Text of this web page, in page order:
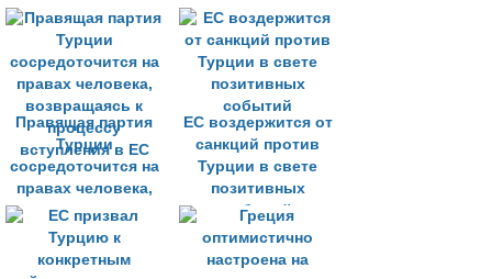
уровня за
последние 5 лет
Правящая партия
Турции
сосредоточится на
правах человека,
возвращаясь к
процессу
вступления в ЕС
ЕС воздержится от
санкций против
Турции в свете
позитивных
событий